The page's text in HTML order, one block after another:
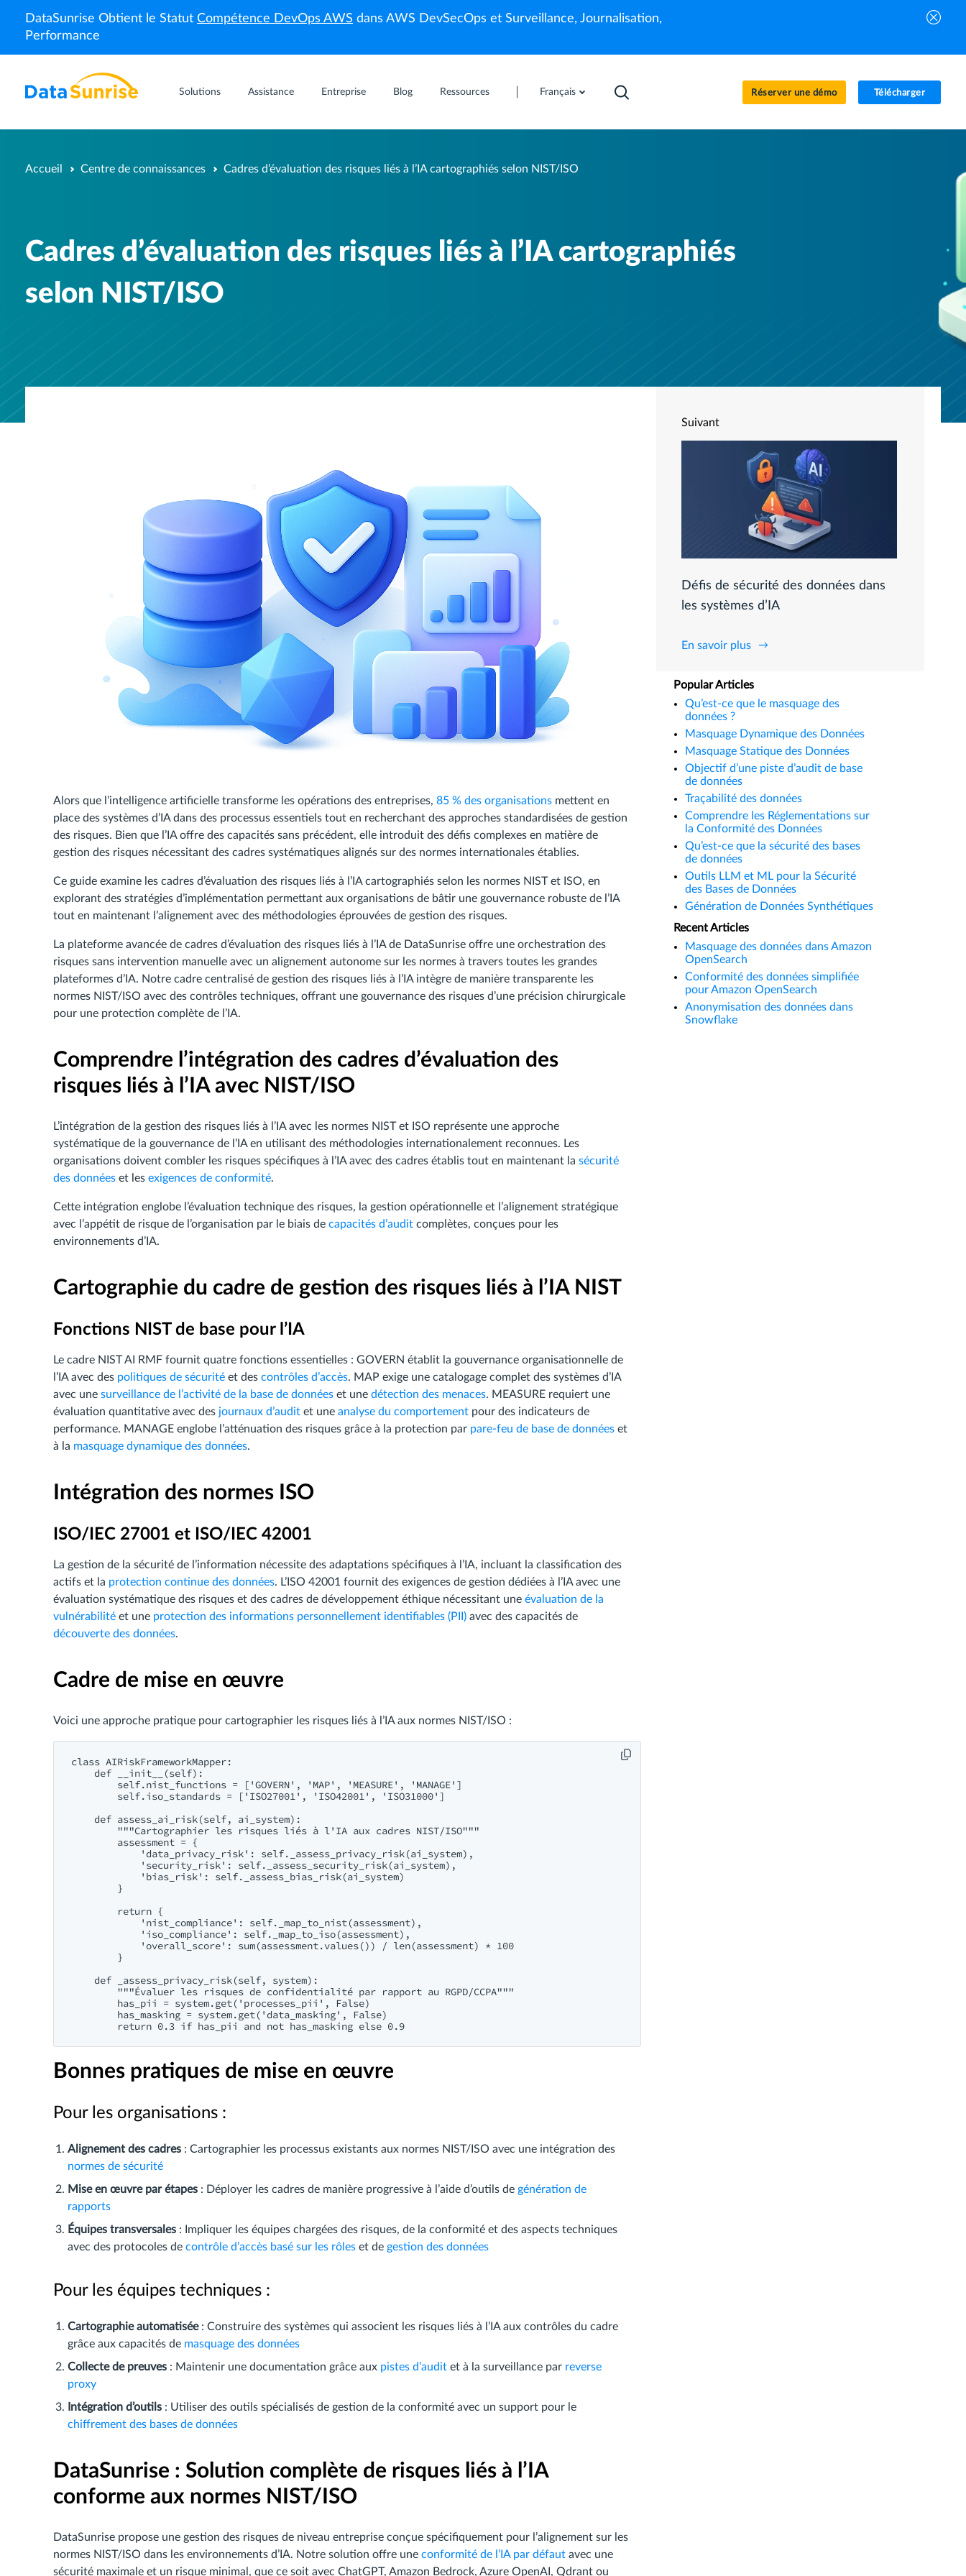
DataSunrise Obtient le Statut Compétence DevOps AWS dans AWS DevSecOps et Surveillance, Journalisation,
Performance
Solutions Assistance Entreprise Blog Ressources Français Réserver une démo Télécharger
Accueil Centre de connaissances Cadres d’évaluation des risques liés à l’IA cartographiés selon NIST/ISO
Cadres d’évaluation des risques liés à l’IA cartographiés
selon NIST/ISO
Alors que l’intelligence artificielle transforme les opérations des entreprises, 85 % des organisations mettent en
place des systèmes d’IA dans des processus essentiels tout en recherchant des approches standardisées de gestion
des risques. Bien que l’IA offre des capacités sans précédent, elle introduit des défis complexes en matière de
gestion des risques nécessitant des cadres systématiques alignés sur des normes internationales établies.
Ce guide examine les cadres d’évaluation des risques liés à l’IA cartographiés selon les normes NIST et ISO, en
explorant des stratégies d’implémentation permettant aux organisations de bâtir une gouvernance robuste de l’IA
tout en maintenant l’alignement avec des méthodologies éprouvées de gestion des risques.
La plateforme avancée de cadres d’évaluation des risques liés à l’IA de DataSunrise offre une orchestration des
risques sans intervention manuelle avec un alignement autonome sur les normes à travers toutes les grandes
plateformes d’IA. Notre cadre centralisé de gestion des risques liés à l’IA intègre de manière transparente les
normes NIST/ISO avec des contrôles techniques, offrant une gouvernance des risques d’une précision chirurgicale
pour une protection complète de l’IA.
Comprendre l’intégration des cadres d’évaluation des
risques liés à l’IA avec NIST/ISO
L’intégration de la gestion des risques liés à l’IA avec les normes NIST et ISO représente une approche
systématique de la gouvernance de l’IA en utilisant des méthodologies internationalement reconnues. Les
organisations doivent combler les risques spécifiques à l’IA avec des cadres établis tout en maintenant la sécurité
des données et les exigences de conformité.
Cette intégration englobe l’évaluation technique des risques, la gestion opérationnelle et l’alignement stratégique
avec l’appétit de risque de l’organisation par le biais de capacités d’audit complètes, conçues pour les
environnements d’IA.
Cartographie du cadre de gestion des risques liés à l’IA NIST
Fonctions NIST de base pour l’IA
Le cadre NIST AI RMF fournit quatre fonctions essentielles : GOVERN établit la gouvernance organisationnelle de
l’IA avec des politiques de sécurité et des contrôles d’accès. MAP exige une catalogage complet des systèmes d’IA
avec une surveillance de l’activité de la base de données et une détection des menaces. MEASURE requiert une
évaluation quantitative avec des journaux d’audit et une analyse du comportement pour des indicateurs de
performance. MANAGE englobe l’atténuation des risques grâce à la protection par pare-feu de base de données et
à la masquage dynamique des données.
Intégration des normes ISO
ISO/IEC 27001 et ISO/IEC 42001
La gestion de la sécurité de l’information nécessite des adaptations spécifiques à l’IA, incluant la classification des
actifs et la protection continue des données. L’ISO 42001 fournit des exigences de gestion dédiées à l’IA avec une
évaluation systématique des risques et des cadres de développement éthique nécessitant une évaluation de la
vulnérabilité et une protection des informations personnellement identifiables (PII) avec des capacités de
découverte des données.
Cadre de mise en œuvre
Voici une approche pratique pour cartographier les risques liés à l’IA aux normes NIST/ISO :
class AIRiskFrameworkMapper:
    def __init__(self):
        self.nist_functions = ['GOVERN', 'MAP', 'MEASURE', 'MANAGE']
        self.iso_standards = ['ISO27001', 'ISO42001', 'ISO31000']
    def assess_ai_risk(self, ai_system):
        """Cartographier les risques liés à l'IA aux cadres NIST/ISO"""
        assessment = {
            'data_privacy_risk': self._assess_privacy_risk(ai_system),
            'security_risk': self._assess_security_risk(ai_system),
            'bias_risk': self._assess_bias_risk(ai_system)
        }
        return {
            'nist_compliance': self._map_to_nist(assessment),
            'iso_compliance': self._map_to_iso(assessment),
            'overall_score': sum(assessment.values()) / len(assessment) * 100
        }
    def _assess_privacy_risk(self, system):
        """Évaluer les risques de confidentialité par rapport au RGPD/CCPA"""
        has_pii = system.get('processes_pii', False)
        has_masking = system.get('data_masking', False)
Bonnes pratiques de mise en œuvre
Pour les organisations :
Alignement des cadres : Cartographier les processus existants aux normes NIST/ISO avec une intégration des
normes de sécurité
Mise en œuvre par étapes : Déployer les cadres de manière progressive à l’aide d’outils de génération de
rapports
Équipes transversales : Impliquer les équipes chargées des risques, de la conformité et des aspects techniques
avec des protocoles de contrôle d’accès basé sur les rôles et de gestion des données
Pour les équipes techniques :
Cartographie automatisée: Construire des systèmes qui associent les risques liés à l’IA aux contrôles du cadre
grâce aux capacités de masquage des données
Collecte de preuves : Maintenir une documentation grâce aux pistes d’audit et à la surveillance par reverse
proxy
Intégration d’outils : Utiliser des outils spécialisés de gestion de la conformité avec un support pour le
chiffrement des bases de données
DataSunrise : Solution complète de risques liés à l’IA
conforme aux normes NIST/ISO
DataSunrise propose une gestion des risques de niveau entreprise conçue spécifiquement pour l’alignement sur les
normes NIST/ISO dans les environnements d’IA. Notre solution offre une conformité de l’IA par défaut avec une
sécurité maximale et un risque minimal, que ce soit avec ChatGPT, Amazon Bedrock, Azure OpenAI, Qdrant ou
Suivant
Défis de sécurité des données dans
les systèmes d’IA
En savoir plus
Popular Articles
Qu’est-ce que le masquage des
données ?
Masquage Dynamique des Données
Masquage Statique des Données
Objectif d’une piste d’audit de base
de données
Traçabilité des données
Comprendre les Réglementations sur
la Conformité des Données
Qu’est-ce que la sécurité des bases
de données
Outils LLM et ML pour la Sécurité
des Bases de Données
Génération de Données Synthétiques
Recent Articles
Masquage des données dans Amazon
OpenSearch
Conformité des données simplifiée
pour Amazon OpenSearch
Anonymisation des données dans
Snowflake